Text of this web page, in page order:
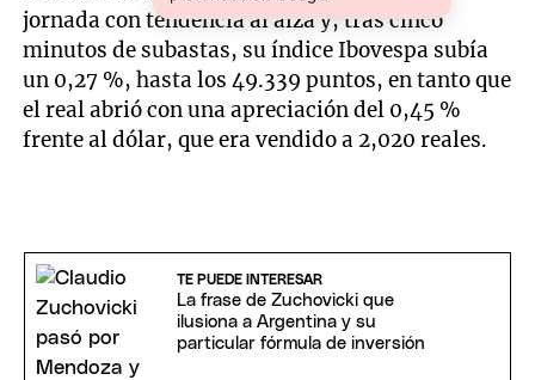
jornada con tendencia al alza y, tras cinco
minutos de subastas, su índice Ibovespa subía
un 0,27 %, hasta los 49.339 puntos, en tanto que
el real abrió con una apreciación del 0,45 %
frente al dólar, que era vendido a 2,020 reales.
TE PUEDE INTERESAR
La frase de Zuchovicki que
ilusiona a Argentina y su
particular fórmula de inversión